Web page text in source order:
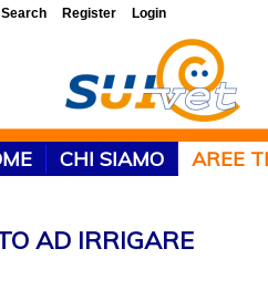
CHI SIAMO AREE
AD IRRIGARE
Search Register Login